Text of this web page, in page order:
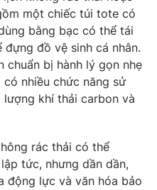
897 897một chiếc túi tote có
bằng bạc có thể tái
đồ vệ sinh cá nhân.
chuẩn bị hành lý gọn nhẹ
nhiều chức năng sử
khí thải carbon và
rác thải có thể
tức, nhưng dần dần,
động lực và văn hóa bảo